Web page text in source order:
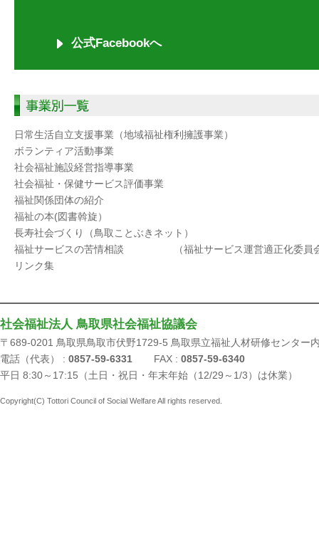
公式Facebookへ
日常生活自立支援事業（地域福祉権利擁護事業）
ボランティア活動事業
社会福祉施設経営指導事業
社会福祉・保健サービス評価事業
福祉関係団体の紹介
福祉の本(図書斡旋）
長寿社会づくり（鳥取ことぶきネット）
福祉サービスの苦情相談 （福祉サービス運営適正化委員
リンク集
社会福祉法人 鳥取県社会福祉協議会
〒689-0201 鳥取県鳥取市伏野1729-5 鳥取県立福祉人材研修センター
電話（代表） : 0857-59-6331 FAX : 0857-59-6340
平日 8:30～17:15（土日・祝日・年末年始（12/29～1/3）は休業）
Copyright(C) Tottori Council of Social Welfare All rights reserved.